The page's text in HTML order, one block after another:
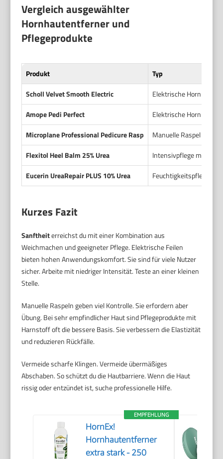
Vergleich ausgewählter
Hornhautentferner und
Pflegeprodukte
Produkt
Typ
Scholl Velvet Smooth Electric
Elektrische
Amope Pedi Perfect
Elektrische
Microplane Professional Pedicure Rasp
Manuelle Raspel
Flexitol Heel Balm 25% Urea
Intensivpflege mit
Eucerin UreaRepair PLUS 10% Urea
Feuchtigkeitspflege
Kurzes Fazit
Sanftheiterreichst du mit einer Kombination aus
Weichmachen und geeigneter Pflege. Elektrische Feilen
bieten hohen Anwendungskomfort. Sie sind für viele Nutzer
sicher. Arbeite mit niedriger Intensität. Teste an einer kleinen
Stelle.
Manuelle Raspeln geben viel Kontrolle. Sie erfordern aber
Übung. Bei sehr empfindlicher Haut sind Pflegeprodukte mit
Harnstoff oft die bessere Basis. Sie verbessern die Elastizität
und reduzieren Rückfälle.
Vermeide scharfe Klingen. Vermeide übermäßiges
Abschaben. So schützt du die Hautbarriere. Wenn die Haut
rissig oder entzündet ist, suche professionelle Hilfe.
EMPFEHLUNG
HornEx!
Hornhautentferner
extra stark - 250